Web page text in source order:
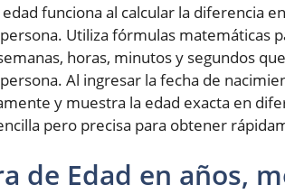
funciona al calcular la diferencia
Utiliza fórmulas matemáticas
horas, minutos y segundos
Al ingresar la fecha de
y muestra la edad exacta en
pero precisa para obtener
de Edad en años,